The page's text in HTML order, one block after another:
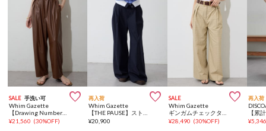
SALE 手洗い可 
Whim Gazette
¥21,560 (30%OFF)
再入荷 
Whim Gazette
¥20,900
SALE 
Whim Gazette
¥28,490 (30%OFF)
再入荷
¥